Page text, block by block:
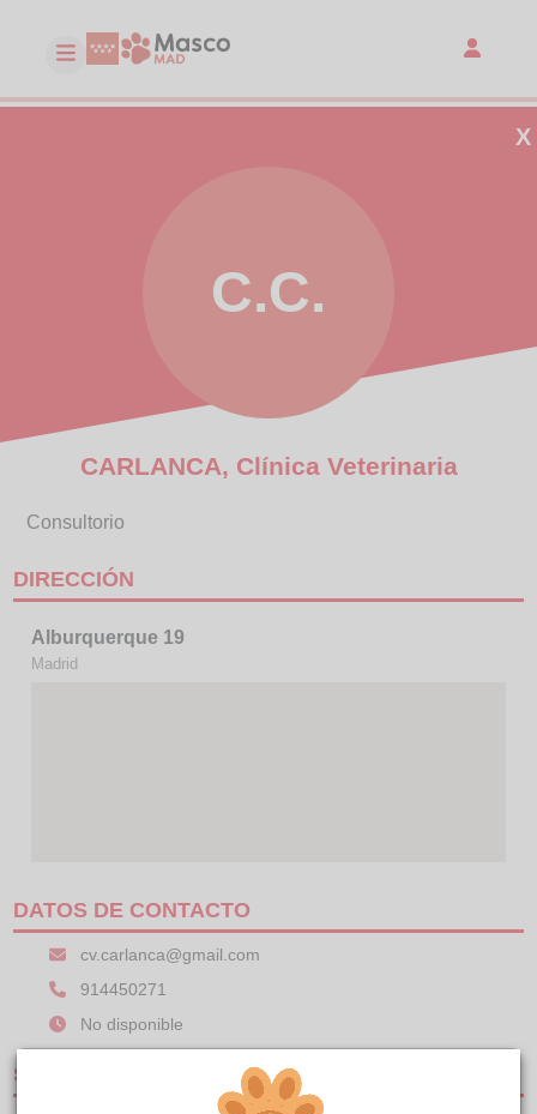
X
C.C.
CARLANCA, Clínica Veterinaria
Consultorio
DIRECCIÓN
Alburquerque 19
Madrid
DATOS DE CONTACTO
cv.carlanca@gmail.com
914450271
No disponible
SERVICIOS